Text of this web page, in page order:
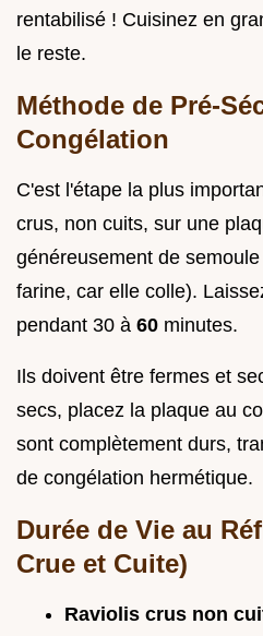
rentabilisé ! Cuisinez en
le reste.
Méthode de Pré-
Congélation
C'est l'étape la plus
crus, non cuits, sur une
généreusement de
farine, car elle colle).
pendant 30 à 60 minutes.
Ils doivent être fermes et
secs, placez la plaque au
sont complètement durs,
de congélation hermétique.
Durée de Vie au
Crue et Cuite)
Raviolis crus non